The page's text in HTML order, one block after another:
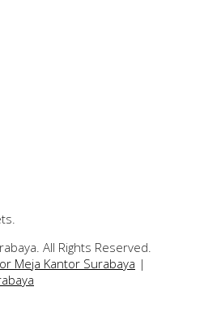
All Rights Reserved.
Meja Kantor Surabaya |